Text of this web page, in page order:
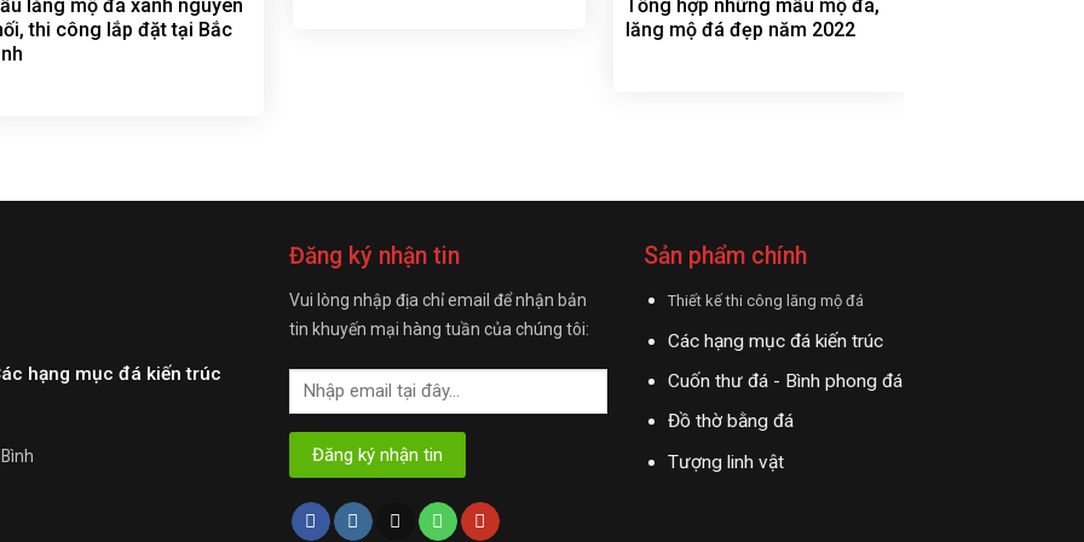
lăng mộ đá xanh nguyên
thi công lắp đặt tại Bắc
Tổng hợp những mẫu mộ đá,
lăng mộ đá đẹp năm 2022
hạng mục đá kiến trúc
Đăng ký nhận tin
Vui lòng nhập địa chỉ email để nhận bản
tin khuyến mại hàng tuần của chúng tôi:
Sản phẩm chính
Thiết kế thi công lăng mộ đá
Các hạng mục đá kiến trúc
Cuốn thư đá - Bình phong đá
Đồ thờ bằng đá
Tượng linh vật